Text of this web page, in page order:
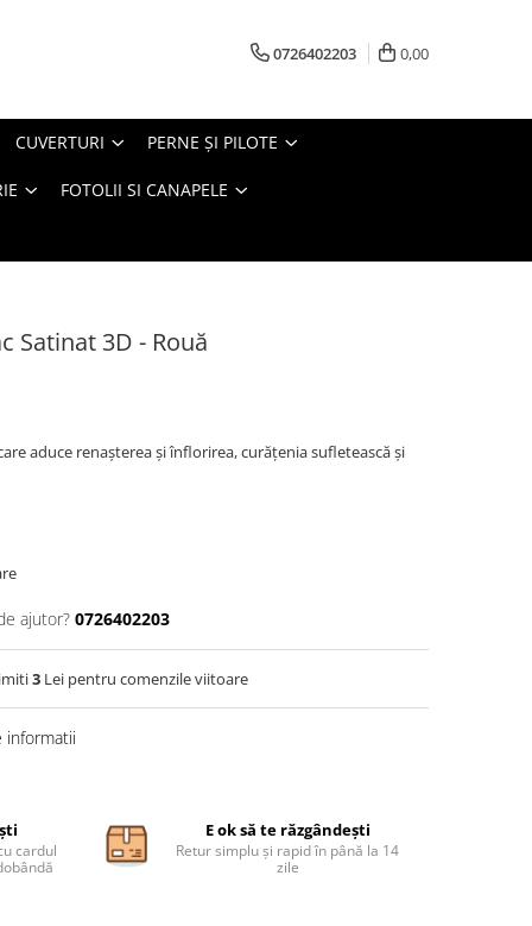
0726402203 0,00
CUVERTURI PERNE ŞI PILOTE
FOTOLII SI CANAPELE
Satinat 3D - Rouă
aduce renaşterea şi înflorirea, curăţenia sufletească şi
ajutor? 0726402203
3 Lei pentru comenzile viitoare
informatii
cardul
E ok să te răzgândești
Retur simplu și rapid în până la 14
zile